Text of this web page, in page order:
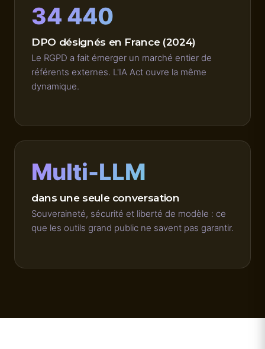
34 440
DPO désignés en France (2024)
Le RGPD a fait émerger un marché entier de
référents externes. L'IA Act ouvre la même
dynamique.
Multi-LLM
dans une seule conversation
Souveraineté, sécurité et liberté de modèle : ce
que les outils grand public ne savent pas garantir.